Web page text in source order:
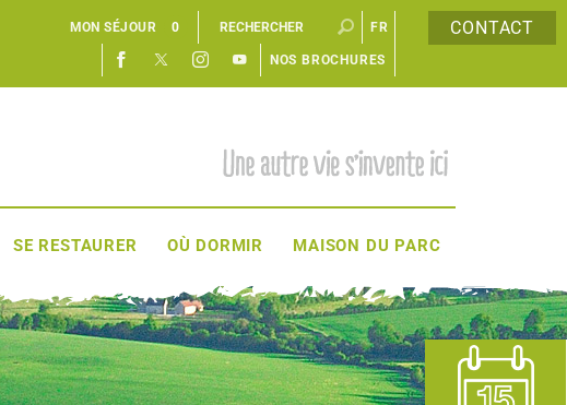
CONTACT
EN
FR
MON SÉJOUR 0
NOS BROCHURES
SE RESTAURER OÙ DORMIR MAISON DU PARC